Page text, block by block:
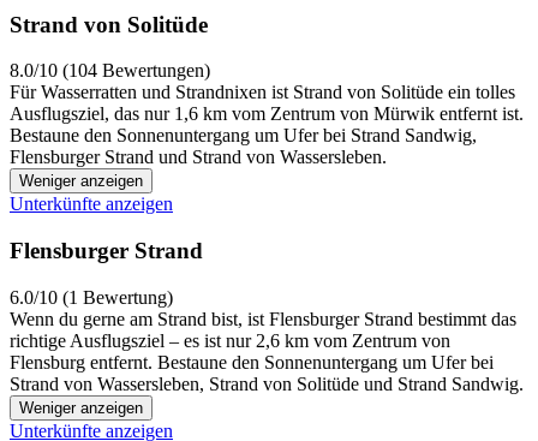
Strand von Solitüde
8.0/10 (104 Bewertungen)
Für Wasserratten und Strandnixen ist Strand von Solitüde ein tolles
Ausflugsziel, das nur 1,6 km vom Zentrum von Mürwik entfernt ist.
Bestaune den Sonnenuntergang um Ufer bei Strand Sandwig,
Flensburger Strand und Strand von Wassersleben.
Weniger anzeigen
Unterkünfte anzeigen
Flensburger Strand
6.0/10 (1 Bewertung)
Wenn du gerne am Strand bist, ist Flensburger Strand bestimmt das
richtige Ausflugsziel – es ist nur 2,6 km vom Zentrum von
Flensburg entfernt. Bestaune den Sonnenuntergang um Ufer bei
Strand von Wassersleben, Strand von Solitüde und Strand Sandwig.
Weniger anzeigen
Unterkünfte anzeigen